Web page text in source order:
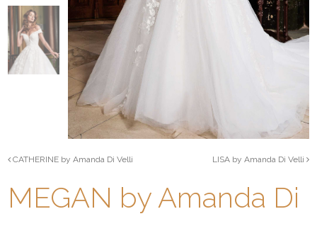
CATHERINE by Amanda Di Velli LISA by Amanda Di Velli
MEGAN by Amanda Di